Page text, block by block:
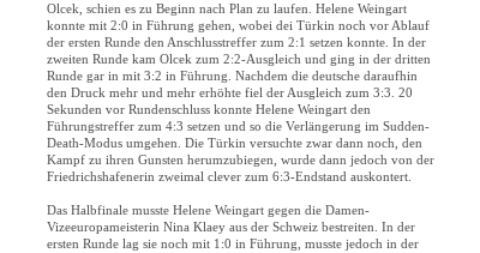
Olcek, schien es zu Beginn nach Plan zu laufen. Helene Weingart
konnte mit 2:0 in Führung gehen, wobei dei Türkin noch vor Ablauf
der ersten Runde den Anschlusstreffer zum 2:1 setzen konnte. In der
zweiten Runde kam Olcek zum 2:2-Ausgleich und ging in der dritten
Runde gar in mit 3:2 in Führung. Nachdem die deutsche daraufhin
den Druck mehr und mehr erhöhte fiel der Ausgleich zum 3:3. 20
Sekunden vor Rundenschluss konnte Helene Weingart den
Führungstreffer zum 4:3 setzen und so die Verlängerung im Sudden-
Death-Modus umgehen. Die Türkin versuchte zwar dann noch, den
Kampf zu ihren Gunsten herumzubiegen, wurde dann jedoch von der
Friedrichshafenerin zweimal clever zum 6:3-Endstand auskontert.
Das Halbfinale musste Helene Weingart gegen die Damen-
Vizeeuropameisterin Nina Klaey aus der Schweiz bestreiten. In der
ersten Runde lag sie noch mit 1:0 in Führung, musste jedoch in der